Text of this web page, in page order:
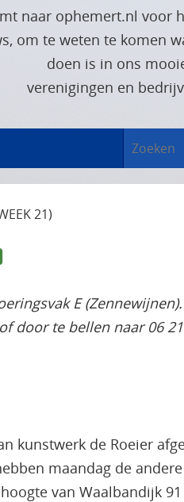
naar ophemert.nl voor
om te weten te komen
doen is in ons
verenigingen en
21)
E
door te bellen naar 06
kunstwerk de Roeier
maandag de
van Waalbandijk